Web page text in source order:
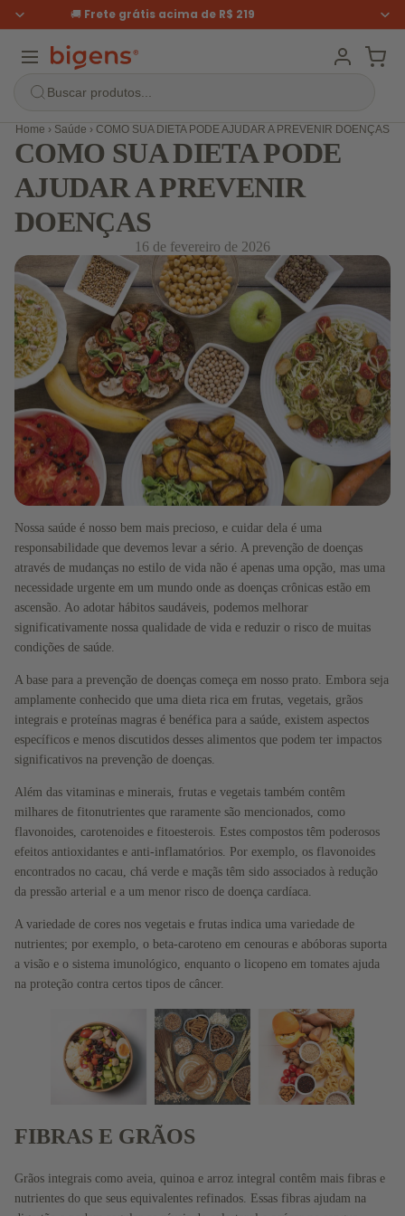
🚚 Frete grátis acima de R$ 219
Por categoria
Todos
os
produto
Magnési
o
Ômega
s
as
Colágen
os
antes
Minerais
Proteín
Aminoá
Kids
Total de itens no carrinho: 0
Buscar produtos...
Home › Saúde › COMO SUA DIETA PODE AJUDAR A PREVENIR DOENÇAS
COMO SUA DIETA PODE
AJUDAR A PREVENIR
DOENÇAS
16 de fevereiro de 2026
Nossa saúde é nosso bem mais precioso, e cuidar dela é uma
responsabilidade que devemos levar a sério. A prevenção de doenças
através de mudanças no estilo de vida não é apenas uma opção, mas uma
necessidade urgente em um mundo onde as doenças crônicas estão em
ascensão. Ao adotar hábitos saudáveis, podemos melhorar
significativamente nossa qualidade de vida e reduzir o risco de muitas
condições de saúde.
A base para a prevenção de doenças começa em nosso prato. Embora seja
amplamente conhecido que uma dieta rica em frutas, vegetais, grãos
integrais e proteínas magras é benéfica para a saúde, existem aspectos
específicos e menos discutidos desses alimentos que podem ter impactos
significativos na prevenção de doenças.
Além das vitaminas e minerais, frutas e vegetais também contêm
milhares de fitonutrientes que raramente são mencionados, como
flavonoides, carotenoides e fitoesterois. Estes compostos têm poderosos
efeitos antioxidantes e anti-inflamatórios. Por exemplo, os flavonoides
encontrados no cacau, chá verde e maçãs têm sido associados à redução
da pressão arterial e a um menor risco de doença cardíaca.
A variedade de cores nos vegetais e frutas indica uma variedade de
nutrientes; por exemplo, o beta-caroteno em cenouras e abóboras suporta
a visão e o sistema imunológico, enquanto o licopeno em tomates ajuda
na proteção contra certos tipos de câncer.
FIBRAS E GRÃOS
Grãos integrais como aveia, quinoa e arroz integral contêm mais fibras e
nutrientes do que seus equivalentes refinados. Essas fibras ajudam na